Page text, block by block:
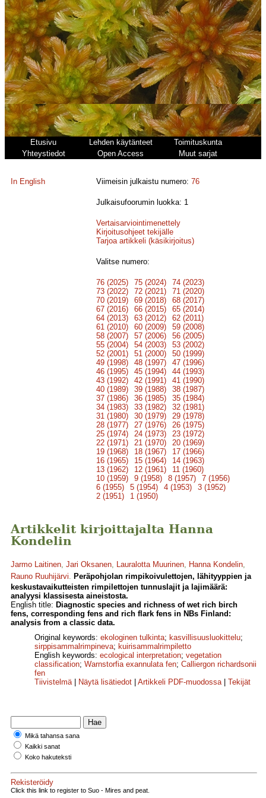
Etusivu Lehden käytänteet
Toimituskunta
Yhteystiedot
Open Access Muut sarjat
In English Viimeisin julkaistu numero:76
Julkaisufoorumin luokka: 1
Vertaisarviointimenettely
Kirjoitusohjeet tekijälle
Tarjoa artikkeli (käsikirjoitus)
Valitse numero:
76 (2025) 75 (2024)
74 (2023)
73 (2022)
72 (2021)
71 (2020)
70 (2019)
69 (2018)
68 (2017)
67 (2016)
66 (2015)
65 (2014)
64 (2013)
63 (2012)
62 (2011)
61 (2010)
60 (2009)
59 (2008)
58 (2007)
57 (2006)
56 (2005)
55 (2004)
54 (2003)
53 (2002)
52 (2001)
51 (2000)
50 (1999)
49 (1998)
48 (1997)
47 (1996)
46 (1995)
45 (1994)
44 (1993)
43 (1992)
42 (1991)
41 (1990)
40 (1989)
39 (1988)
38 (1987)
37 (1986)
36 (1985)
35 (1984)
34 (1983)
33 (1982)
32 (1981)
31 (1980)
30 (1979)
29 (1978)
28 (1977)
27 (1976)
26 (1975)
25 (1974)
24 (1973)
23 (1972)
22 (1971)
21 (1970)
20 (1969)
19 (1968)
18 (1967)
17 (1966)
16 (1965)
15 (1964)
14 (1963)
13 (1962)
12 (1961)
11 (1960)
10 (1959)
9 (1958) 8 (1957)
7 (1956)
6 (1955)
5 (1954) 4 (1953)
3 (1952)
2 (1951)
1 (1950)
Artikkelit kirjoittajalta Hanna
Kondelin
Jarmo Laitinen, Jari Oksanen, Lauralotta Muurinen, Hanna Kondelin,
Rauno Ruuhijärvi. Peräpohjolan rimpikoivulettojen, lähityyppien ja
keskustavaikutteisten rimpilettojen tunnuslajit ja lajimäärä:
analyysi klassisesta aineistosta.
English title: Diagnostic species and richness of wet rich birch
fens, corresponding fens and rich flark fens in NBs Finland:
analysis from a classic data.
Original keywords: ekologinen tulkinta; kasvillisuusluokittelu;
sirppisammalrimpineva; kuirisammalrimpiletto
English keywords: ecological interpretation; vegetation
classification; Warnstorfia exannulata fen; Calliergon richardsonii
fen
Tiivistelmä| Näytä lisätiedot Artikkeli PDF-muodossa| Tekijät
Mikä tahansa sana
Kaikki sanat
Koko hakuteksti
Rekisteröidy
Click this link to register to Suo - Mires and peat.